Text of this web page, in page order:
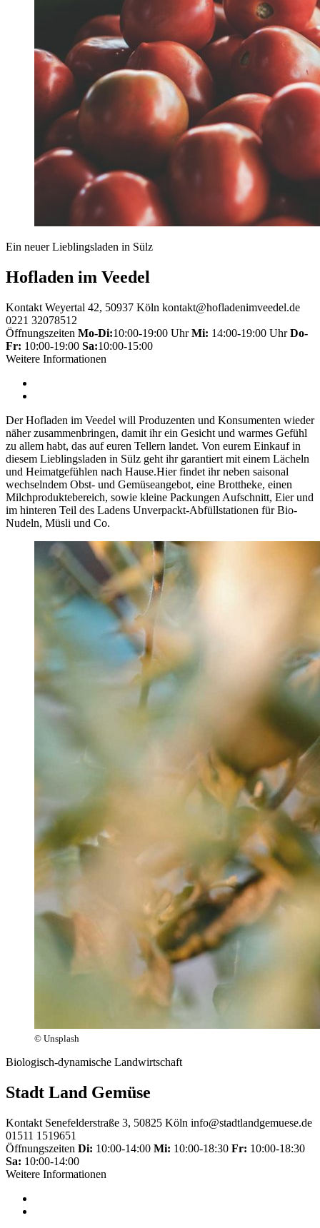
Ein neuer Lieblingsladen in Sülz
Hofladen im Veedel
Kontakt Weyertal 42, 50937 Köln kontakt@hofladenimveedel.de
0221 32078512
Öffnungszeiten Mo-Di:10:00-19:00 Uhr Mi: 14:00-19:00 Uhr Do-
Fr: 10:00-19:00 Sa:10:00-15:00
Weitere Informationen
Der Hofladen im Veedel will Produzenten und Konsumenten wieder
näher zusammenbringen, damit ihr ein Gesicht und warmes Gefühl
zu allem habt, das auf euren Tellern landet. Von eurem Einkauf in
diesem Lieblingsladen in Sülz geht ihr garantiert mit einem Lächeln
und Heimatgefühlen nach Hause.Hier findet ihr neben saisonal
wechselndem Obst- und Gemüseangebot, eine Brottheke, einen
Milchproduktebereich, sowie kleine Packungen Aufschnitt, Eier und
im hinteren Teil des Ladens Unverpackt-Abfüllstationen für Bio-
Nudeln, Müsli und Co.
© Unsplash
Biologisch-dynamische Landwirtschaft
Stadt Land Gemüse
Kontakt Senefelderstraße 3, 50825 Köln info@stadtlandgemuese.de
01511 1519651
Öffnungszeiten Di: 10:00-14:00 Mi: 10:00-18:30 Fr: 10:00-18:30
Sa: 10:00-14:00
Weitere Informationen